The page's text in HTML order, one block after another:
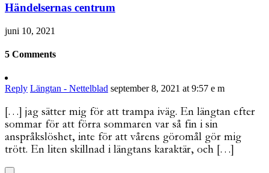
Händelsernas centrum
juni 10, 2021
5 Comments
Reply Längtan - Nettelblad september 8, 2021 at 9:57 e m
[…] jag sätter mig för att trampa iväg. En längtan efter
sommar för att förra sommaren var så fin i sin
anspråkslöshet, inte för att vårens göromål gör mig
trött. En liten skillnad i längtans karaktär, och […]